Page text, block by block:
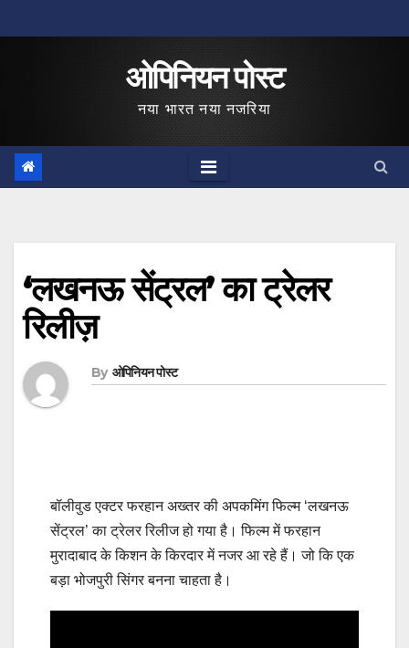
to
ओपिनियन पोस्ट
नया भारत नया नजरिया
‘लखनऊ सेंट्रल’ का ट्रेलर
रिलीज़
By ओपिनियन पोस्ट
बॉलीवुड एक्टर फरहान अख्तर की अपकमिंग फिल्म ‘लखनऊ
सेंट्रल’ का ट्रेलर रिलीज हो गया है। फिल्म में फरहान
मुरादाबाद के किशन के किरदार में नजर आ रहे हैं। जो कि एक
बड़ा भोजपुरी सिंगर बनना चाहता है।